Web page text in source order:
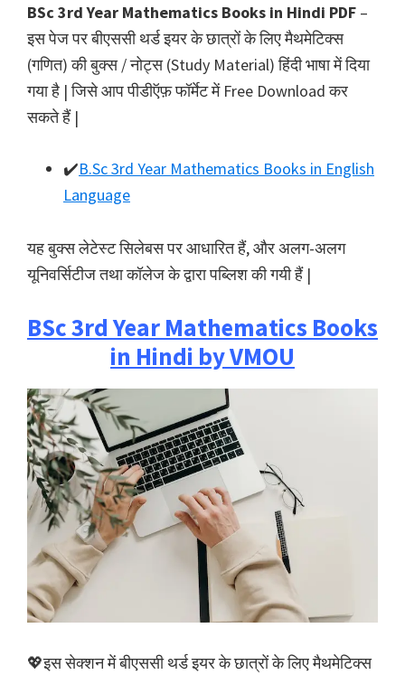
BSc 3rd Year Mathematics Books in Hindi PDF –
इस पेज पर बीएससी थर्ड इयर के छात्रों के लिए मैथमेटिक्स
(गणित) की बुक्स / नोट्स (Study Material) हिंदी भाषा में दिया
गया है | जिसे आप पीडीऍफ़ फॉर्मेट में Free Download कर
सकते हैं |
✔️B.Sc 3rd Year Mathematics Books in English
Language
यह बुक्स लेटेस्ट सिलेबस पर आधारित हैं, और अलग-अलग
यूनिवर्सिटीज तथा कॉलेज के द्वारा पब्लिश की गयी हैं |
BSc 3rd Year Mathematics Books
in Hindi by VMOU
💖इस सेक्शन में बीएससी थर्ड इयर के छात्रों के लिए मैथमेटिक्स